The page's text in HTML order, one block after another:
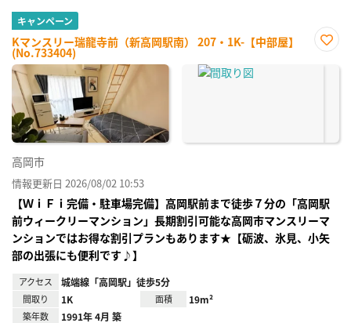
キャンペーン
Kマンスリー瑞龍寺前（新高岡駅南） 207・1K-【中部屋】
(No.733404)
に入
高岡市
情報更新日 2026/08/02 10:53
【ＷｉＦｉ完備・駐車場完備】高岡駅前まで徒歩７分の「高岡駅
前ウィークリーマンション」長期割引可能な高岡市マンスリーマ
ンションではお得な割引プランもあります★【砺波、氷見、小矢
部の出張にも便利です♪】
アクセス 城端線「高岡駅」徒歩5分
間取り 1K 面積 19m²
築年数 1991年 4月 築